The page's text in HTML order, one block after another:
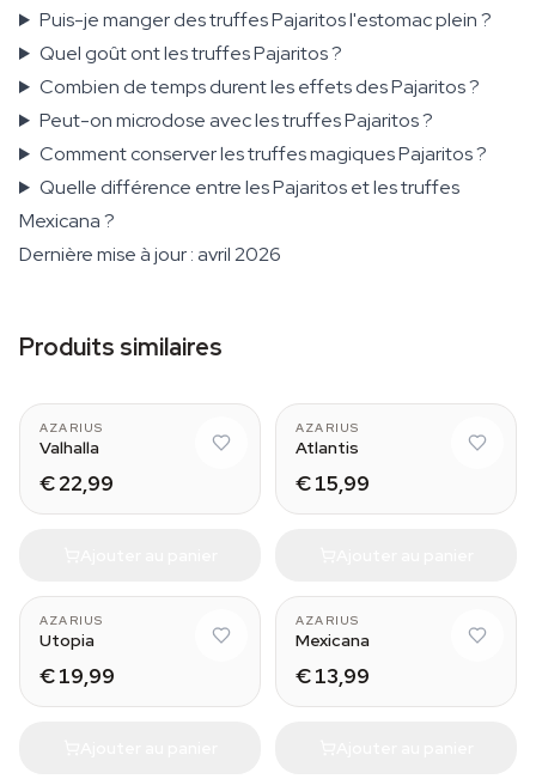
Puis-je manger des truffes Pajaritos l'estomac plein ?
Quel goût ont les truffes Pajaritos ?
Combien de temps durent les effets des Pajaritos ?
Peut-on microdose avec les truffes Pajaritos ?
Comment conserver les truffes magiques Pajaritos ?
Quelle différence entre les Pajaritos et les truffes
Mexicana ?
Dernière mise à jour : avril 2026
Produits similaires
AZARIUS
Valhalla
€ 22,99
AZARIUS
Atlantis
€ 15,99
AZARIUS
Utopia
€ 19,99
AZARIUS
Mexicana
€ 13,99